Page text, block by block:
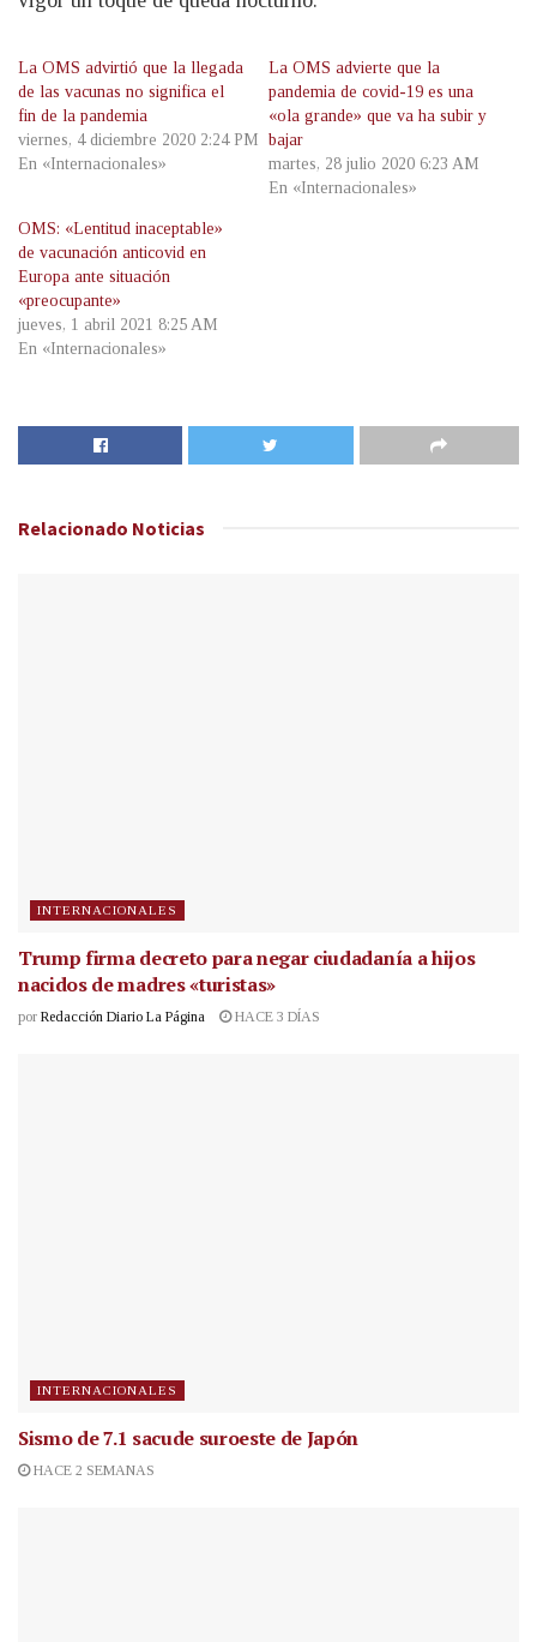
La OMS advirtió que la llegada
de las vacunas no significa el
fin de la pandemia
viernes, 4 diciembre 2020 2:24 PM
En «Internacionales»
La OMS advierte que la
pandemia de covid-19 es una
«ola grande» que va ha subir y
bajar
martes, 28 julio 2020 6:23 AM
En «Internacionales»
OMS: «Lentitud inaceptable»
de vacunación anticovid en
Europa ante situación
«preocupante»
jueves, 1 abril 2021 8:25 AM
En «Internacionales»
Relacionado Noticias
INTERNACIONALES
Trump firma decreto para negar ciudadanía a hijos
nacidos de madres «turistas»
por Redacción Diario La Página HACE 3 DÍAS
INTERNACIONALES
Sismo de 7.1 sacude suroeste de Japón
HACE 2 SEMANAS